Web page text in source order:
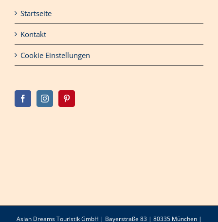
Startseite
Kontakt
Cookie Einstellungen
Asian Dreams Touristik GmbH | Bayerstraße 83 | 80335 München |